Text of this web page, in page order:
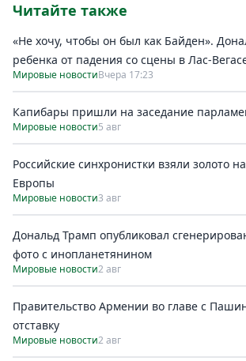
Читайте также
«Не хочу, чтобы он был как Байден».
ребенка от падения со сцены в Лас-
Мировые новостиВчера 17:23
Капибары пришли на заседание
Мировые новости5 авг
Российские синхронистки взяли золото
Европы
Мировые новости3 авг
Дональд Трамп опубликовал
фото с инопланетянином
Мировые новости2 авг
Правительство Армении во главе с
отставку
Мировые новости2 авг